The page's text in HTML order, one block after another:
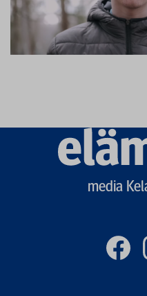
Elämässä
logo
media